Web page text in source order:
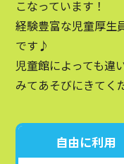
こなっています！
経験豊富な児童厚生
です♪
児童館によっても違
みてあそびにきてく
自由に利用